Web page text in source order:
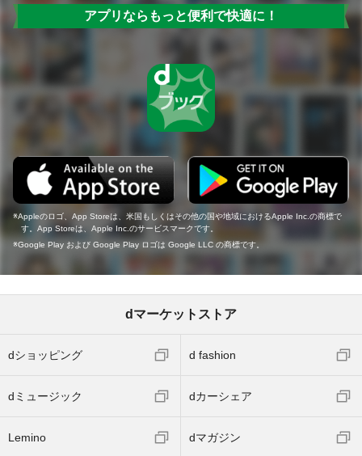
アプリならもっと便利で快適に！
Appleのロゴ、App Storeは、米国もしくはその他の国や地域におけるApple Inc.の商標で
す。App Storeは、Apple Inc.のサービスマークです。
Google Play および Google Play ロゴは Google LLC の商標です。
dマーケットストア
dショッピング d fashion
dミュージック dカーシェア
Lemino dマガジン